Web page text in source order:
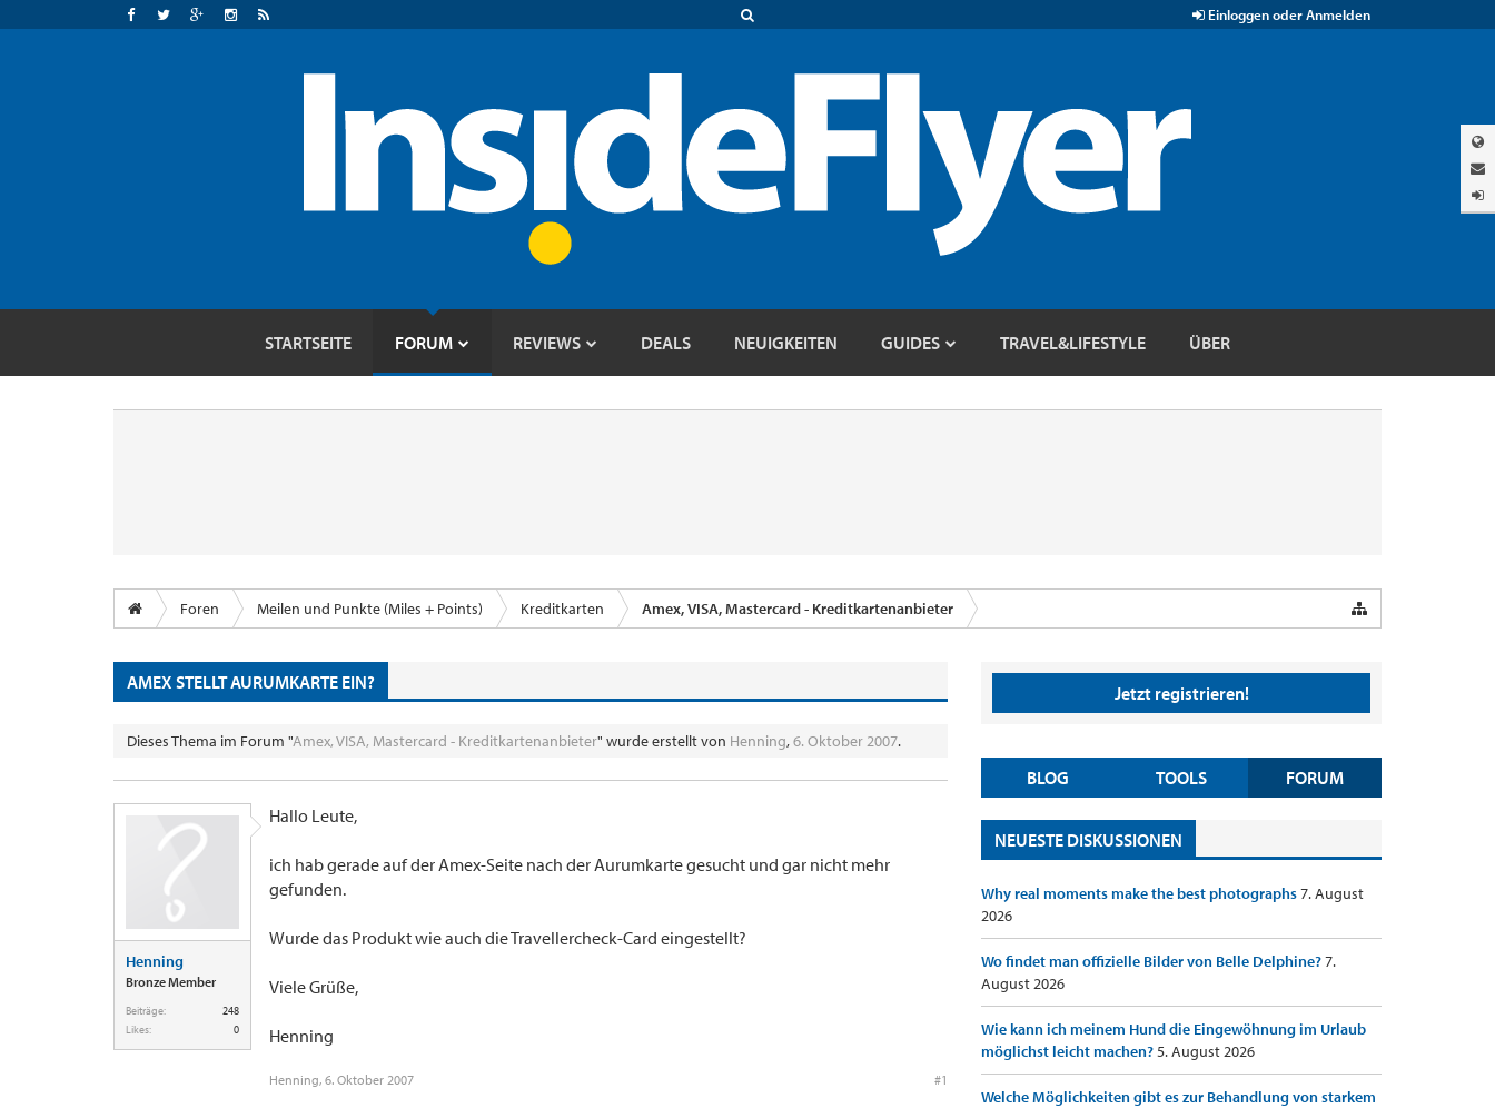
Einloggen oder Anmelden
STARTSEITE FORUM REVIEWS DEALS NEUIGKEITEN GUIDES TRAVEL&LIFESTYLE ÜBER
Foren Meilen und Punkte (Miles + Points) Kreditkarten Amex, VISA, Mastercard - Kreditkartenanbieter
AMEX STELLT AURUMKARTE EIN?
Dieses Thema im Forum "Amex, VISA, Mastercard - Kreditkartenanbieter" wurde erstellt von Henning,6. Oktober 2007.
Henning
Bronze Member
Beiträge:
248
Likes:
0
Hallo Leute,
ich hab gerade auf der Amex-Seite nach der Aurumkarte gesucht und gar nicht mehr
gefunden.
Wurde das Produkt wie auch die Travellercheck-Card eingestellt?
Viele Grüße,
Henning
Henning, 6. Oktober 2007 #1
Jetzt registrieren!
BLOG TOOLS FORUM
NEUESTE DISKUSSIONEN
Why real moments make the best photographs7. August
2026
Wo findet man offizielle Bilder von Belle Delphine?7.
August 2026
Wie kann ich meinem Hund die Eingewöhnung im Urlaub
möglichst leicht machen?5. August 2026
Welche Möglichkeiten gibt es zur Behandlung von starkem